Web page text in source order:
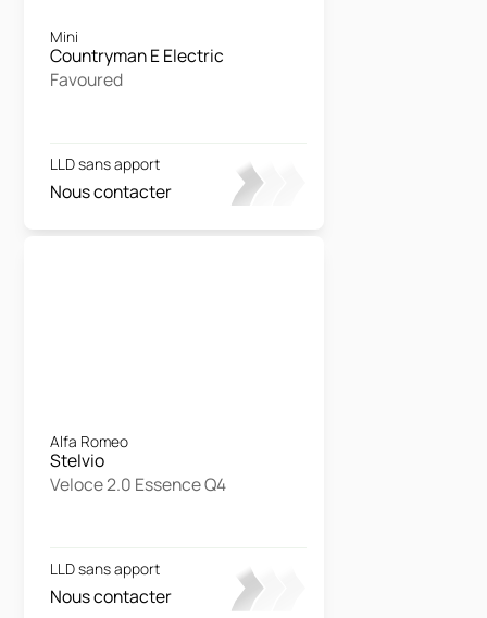
Mini
Countryman E Electric
Favoured
LLD sans apport
Nous contacter
Alfa Romeo
Stelvio
Veloce 2.0 Essence Q4
LLD sans apport
Nous contacter